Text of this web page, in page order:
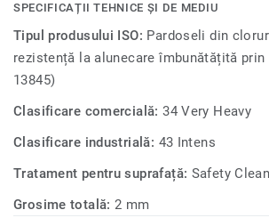
SPECIFICAȚII TEHNICE ȘI DE MEDIU
Tipul produsului ISO: Pardoseli din
rezistență la alunecare îmbunătățită prin
13845)
Clasificare comercială:34 Very Heavy
Clasificare industrială: 43 Intens
Tratament pentru suprafață: Safety
Grosime totală:2 mm